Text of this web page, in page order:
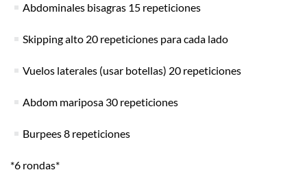
Abdominales bisagras 15 repeticiones
Skipping alto 20 repeticiones para cada lado
Vuelos laterales (usar botellas) 20 repeticiones
Abdom mariposa 30 repeticiones
Burpees 8 repeticiones
*6 rondas*